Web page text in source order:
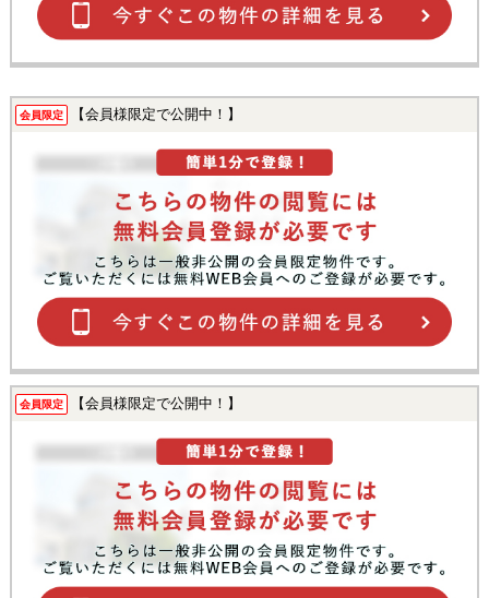
会員限定 【会員様限定で公開中！】
会員限定 【会員様限定で公開中！】